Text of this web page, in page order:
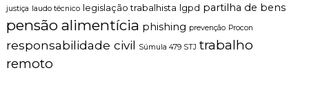
justiça laudo técnico legislação trabalhista lgpd partilha de bens
pensão alimentícia phishing prevenção Procon
responsabilidade civil Súmula 479 STJ trabalho
remoto